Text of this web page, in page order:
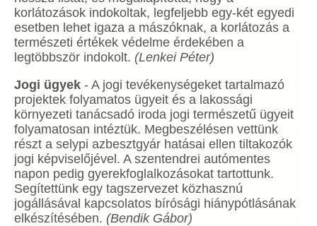
korlátozások indokoltak, legfeljebb egy-két egyedi
esetben lehet igaza a mászóknak, a korlátozás a
természeti értékek védelme érdekében a
legtöbbször indokolt. (Lenkei Péter)
Jogi ügyek - A jogi tevékenységeket tartalmazó
projektek folyamatos ügyeit és a lakossági
környezeti tanácsadó iroda jogi természetű ügyeit
folyamatosan intéztük. Megbeszélésen vettünk
részt a selypi azbesztgyár hatásai ellen tiltakozók
jogi képviselőjével. A szentendrei autómentes
napon pedig gyerekfoglalkozásokat tartottunk.
Segítettünk egy tagszervezet közhasznú
jogállásával kapcsolatos bírósági hiánypótlásának
elkészítésében. (Bendik Gábor)